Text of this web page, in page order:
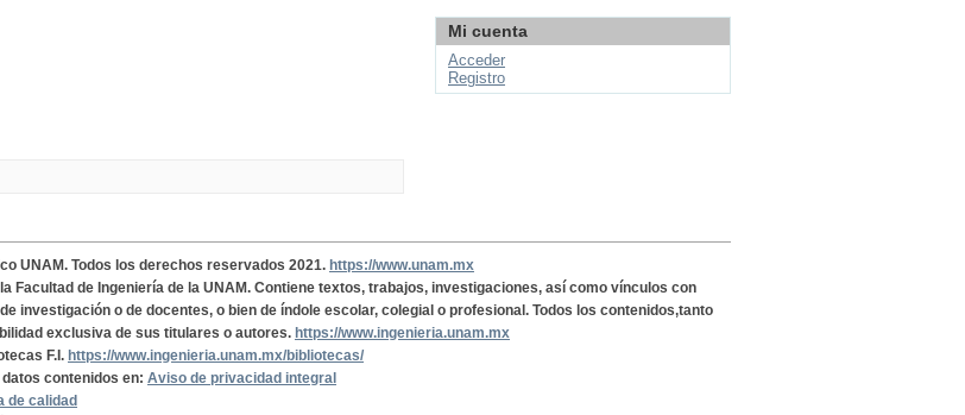
Mi cuenta
Acceder
Registro
UNAM. Todos los derechos reservados 2021. https://www.unam.mx
Facultad de Ingeniería de la UNAM. Contiene textos, trabajos, investigaciones, así como vínculos con
investigación o de docentes, o bien de índole escolar, colegial o profesional. Todos los contenidos,tanto
exclusiva de sus titulares o autores. https://www.ingenieria.unam.mx
F.I. https://www.ingenieria.unam.mx/bibliotecas/
contenidos en: Aviso de privacidad integral
de calidad